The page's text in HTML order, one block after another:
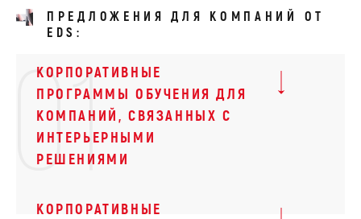
ПРЕДЛОЖЕНИЯ ДЛЯ КОМПАНИЙ ОТ
EDS:
01
КОРПОРАТИВНЫЕ
ПРОГРАММЫ ОБУЧЕНИЯ ДЛЯ
КОМПАНИЙ, СВЯЗАННЫХ С
ИНТЕРЬЕРНЫМИ
РЕШЕНИЯМИ
КОРПОРАТИВНЫЕ